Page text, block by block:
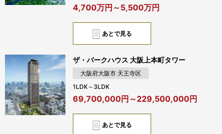
あとで見る
4,700万円～5,500万円
あとで見る
ザ・パークハウス 大阪上本町タワー
大阪府大阪市 天王寺区
1LDK～3LDK
69,700,000円～229,500,000円